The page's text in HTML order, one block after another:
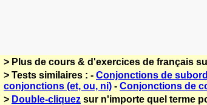
> Plus de cours & d'exercices de français
> Tests similaires : - Conjonctions de
conjonctions (et, ou, ni) - Conjonctions de
> Double-cliquez sur n'importe quel terme